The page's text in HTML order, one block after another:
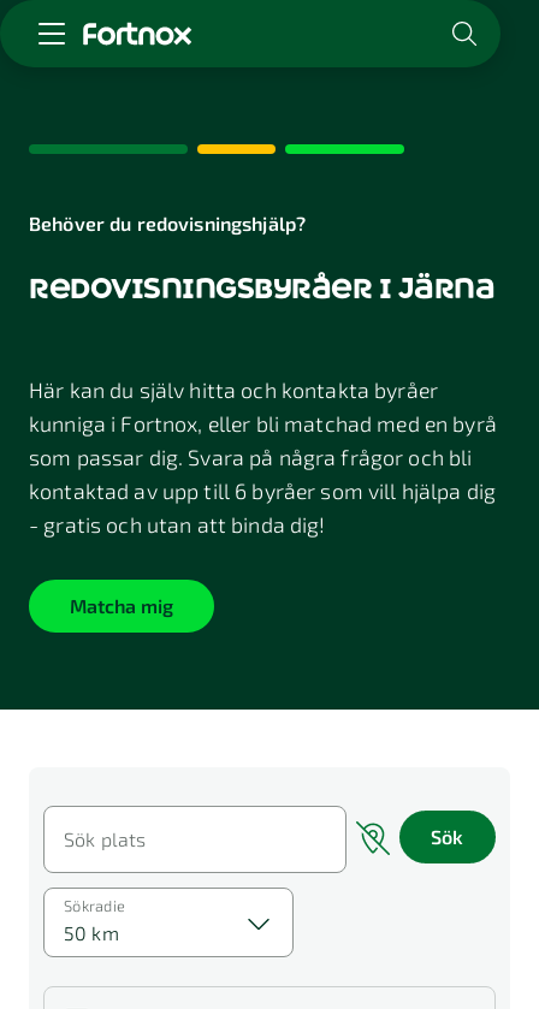
Skaffa Fortnox
Kunskap & inspiration
Logga in
Karriär
Kontakt
Behöver du redovisningshjälp?
redovisningsbyråer i järna
Här kan du själv hitta och kontakta byråer
kunniga i Fortnox, eller bli matchad med en byrå
som passar dig. Svara på några frågor och bli
kontaktad av upp till 6 byråer som vill hjälpa dig
- gratis och utan att binda dig!
Matcha mig
Sök plats Sök
Sökradie
50 km